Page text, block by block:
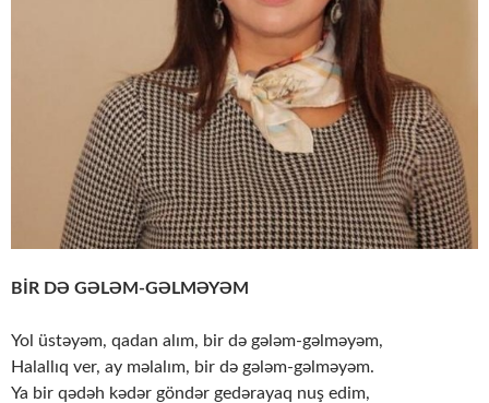
BİR DƏ GƏLƏM-GƏLMƏYƏM
Yol üstəyəm, qadan alım, bir də gələm-gəlməyəm,
Halallıq ver, ay məlalım, bir də gələm-gəlməyəm.
Ya bir qədəh kədər göndər gedərayaq nuş edim,